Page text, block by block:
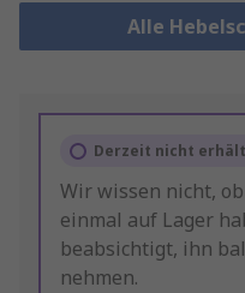
Alle
Derzeit nicht
Wir wissen nicht,
einmal auf Lager
beabsichtigt, ihn
nehmen.